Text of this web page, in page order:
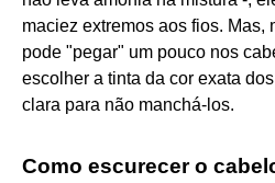
maciez extremos aos fios. Mas,
pode "pegar" um pouco nos
escolher a tinta da cor exata
clara para não manchá-los.
Como escurecer o